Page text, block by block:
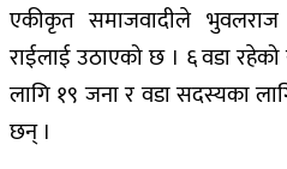
एकीकृत समाजवादीले
राईलाई उठाएको छ । ६ वडा
लागि १९ जना र वडा सदस्यका
छन् ।